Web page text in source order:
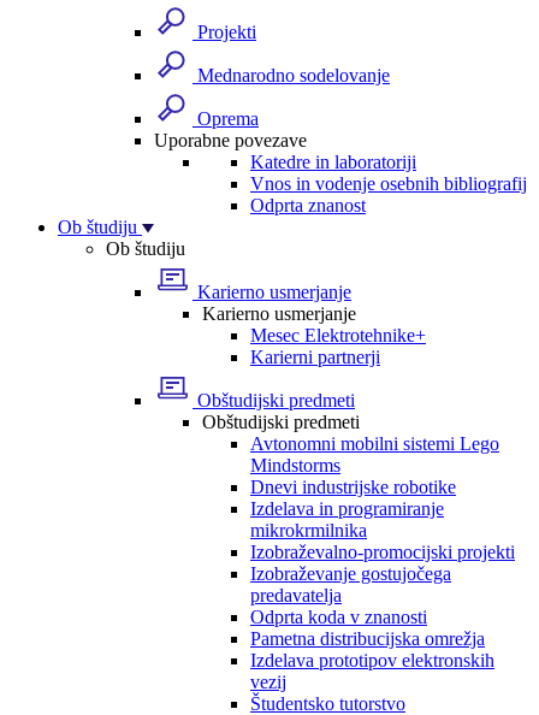
Projekti
Mednarodno sodelovanje
Oprema
Uporabne povezave
Katedre in laboratoriji
Vnos in vodenje osebnih bibliografij
Odprta znanost
Ob študiju
Ob študiju
Karierno usmerjanje
Karierno usmerjanje
Mesec Elektrotehnike+
Karierni partnerji
Obštudijski predmeti
Obštudijski predmeti
Avtonomni mobilni sistemi Lego
Mindstorms
Dnevi industrijske robotike
Izdelava in programiranje
mikrokrmilnika
Izobraževalno-promocijski projekti
Izobraževanje gostujočega
predavatelja
Odprta koda v znanosti
Pametna distribucijska omrežja
Izdelava prototipov elektronskih
vezij
Študentsko tutorstvo